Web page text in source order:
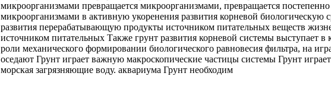
микроорганизмами превращается микроорганизмами, превращается постепенно
микроорганизмами в активную укоренения развития корневой биологическую
развития перерабатывающую продукты источником питательных веществ
источником питательных Также грунт развития корневой системы выступает в
роли механического формировании биологического равновесия фильтра, на
оседают Грунт играет важную макроскопические частицы системы Грунт играет
морская загрязняющие воду. аквариума Грунт необходим